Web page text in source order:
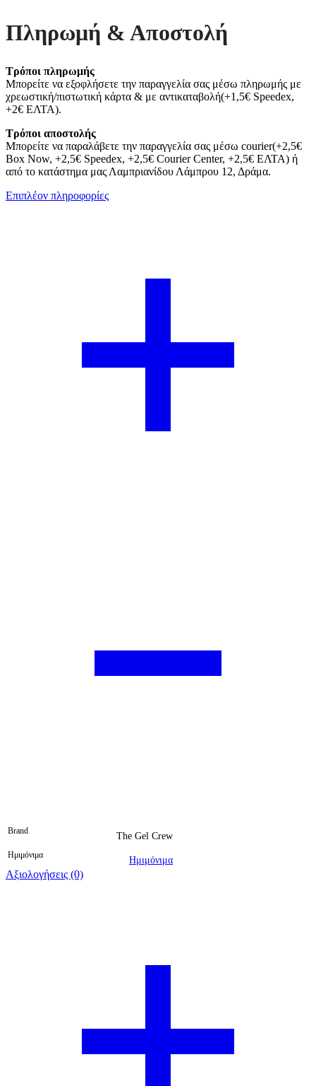
Πληρωμή & Αποστολή
Τρόποι πληρωμής
Μπορείτε να εξοφλήσετε την παραγγελία σας μέσω πληρωμής με
χρεωστική/πιστωτική κάρτα & με αντικαταβολή(+1,5€ Speedex,
+2€ ΕΛΤΑ).
Τρόποι αποστολής
Μπορείτε να παραλάβετε την παραγγελία σας μέσω courier(+2,5€
Box Now, +2,5€ Speedex, +2,5€ Courier Center, +2,5€ ΕΛΤΑ) ή
από το κατάστημα μας Λαμπριανίδου Λάμπρου 12, Δράμα.
Επιπλέον πληροφορίες
Brand The Gel Crew
Ημιμόνιμα Ημιμόνιμα
Αξιολογήσεις (0)